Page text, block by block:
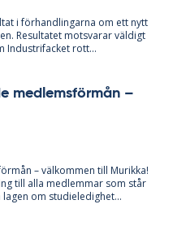
i för­hand­ling­ar­na om ett nytt
Re­sul­ta­tet mot­sva­rar väl­di­gt
In­du­stri­fac­ket rott...
med­lems­för­mån –
– väl­kom­men till Mu­rik­ka!
till alla med­lem­mar som står
om stu­di­e­le­dig­het...